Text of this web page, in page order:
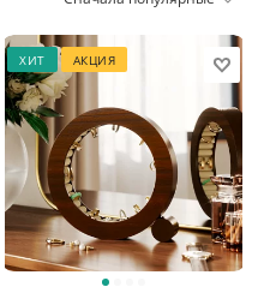
ХИТ АКЦИЯ